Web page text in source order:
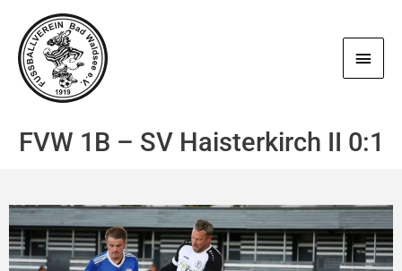
Inhalt
springen
FVW 1B – SV Haisterkirch II 0:1